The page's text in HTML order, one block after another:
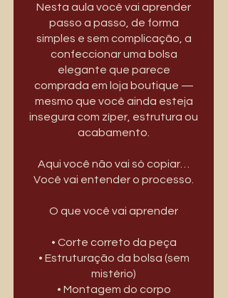
Nesta aula você vai aprender
passo a passo, de forma
simples e sem complicação, a
confeccionar uma bolsa
elegante que parece
comprada em loja boutique —
mesmo que você ainda esteja
insegura com zíper, estrutura ou
acabamento.
Aqui você não vai só copiar…
Você vai entender o processo.
O que você vai aprender
• Corte correto da peça
• Estruturação da bolsa (sem
mistério)
• Montagem do corpo